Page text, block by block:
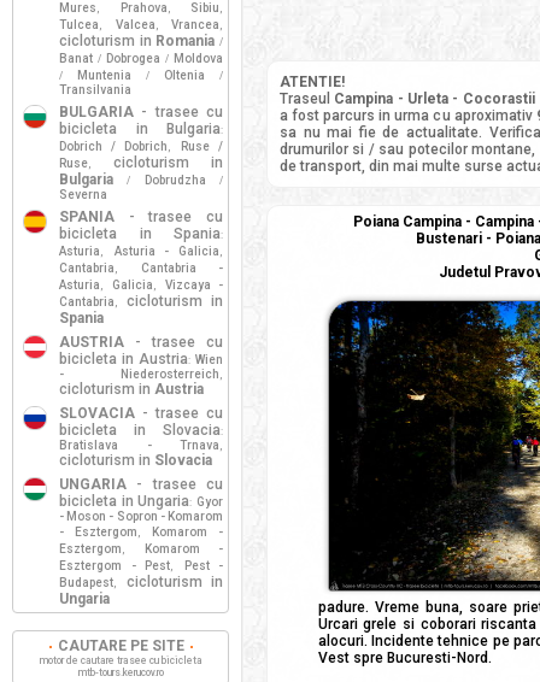
ATENTIE!
Traseul Campina - Urleta -
a fost parcurs in urma cu aproximativ
sa nu mai fie de actualitate.
drumurilor si / sau potecilor
de transport, din mai multe surse
Poiana Campina -
Bustenari -
Judetul
padure. Vreme buna, soare
Urcari grele si coborari
alocuri. Incidente tehnice pe
Vest spre Bucuresti-Nord.
Mures , Prahova , Sibiu ,
Tulcea , Valcea , Vrancea ,
cicloturism in Romania /
Banat / Dobrogea / Moldova
/ Muntenia / Oltenia /
Transilvania
BULGARIA - trasee cu
bicicleta in Bulgaria:
Dobrich / Dobrich ,
Ruse /
Ruse,
cicloturism in
Bulgaria
/ Dobrudzha /
Severna
SPANIA - trasee cu
bicicleta in Spania:
Asturia , Asturia - Galicia ,
Cantabria ,
Cantabria -
Asturia , Galicia ,
Vizcaya -
Cantabria ,
cicloturism in
Spania
AUSTRIA - trasee cu
bicicleta in Austria: Wien
- Niederosterreich ,
cicloturism in Austria
SLOVACIA - trasee cu
bicicleta in Slovacia:
Bratislava - Trnava ,
cicloturism in Slovacia
UNGARIA - trasee cu
bicicleta in Ungaria: Gyor
- Moson - Sopron - Komarom
- Esztergom ,
Komarom -
Esztergom ,
Komarom -
Esztergom - Pest,
Pest -
Budapest,
cicloturism in
Ungaria
CAUTARE PE SITE
motor de cautare trasee cu bicicleta
mtb-tours.kerucov.ro